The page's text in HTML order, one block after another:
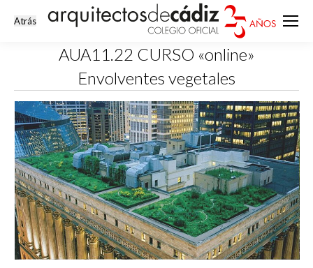
AUA11.22 CURSO «online»
Envolventes vegetales